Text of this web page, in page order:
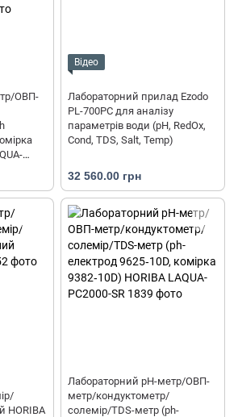
ОВП-
Відео
Лабораторний прилад Ezodo
PL-700PC для аналізу
параметрів води (рН, RedOx,
Cond, TDS, Salt, Temp)
32 560.00 грн
HORIBA
Лабораторний pH-метр/ОВП-
метр/кондуктометр/
солемір/TDS-метр (ph-